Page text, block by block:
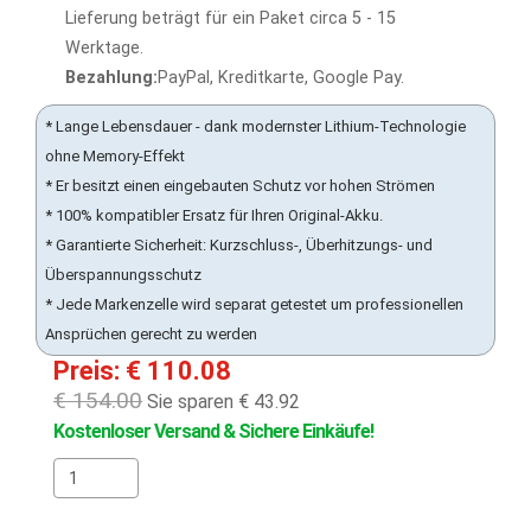
Lieferung beträgt für ein Paket circa 5 - 15
Werktage.
Bezahlung:PayPal, Kreditkarte, Google Pay.
* Lange Lebensdauer - dank modernster Lithium-Technologie
ohne Memory-Effekt
* Er besitzt einen eingebauten Schutz vor hohen Strömen
* 100% kompatibler Ersatz für Ihren Original-Akku.
* Garantierte Sicherheit: Kurzschluss-, Überhitzungs- und
Überspannungsschutz
* Jede Markenzelle wird separat getestet um professionellen
Ansprüchen gerecht zu werden
Preis: € 110.08
€ 154.00 Sie sparen € 43.92
Kostenloser Versand & Sichere Einkäufe!